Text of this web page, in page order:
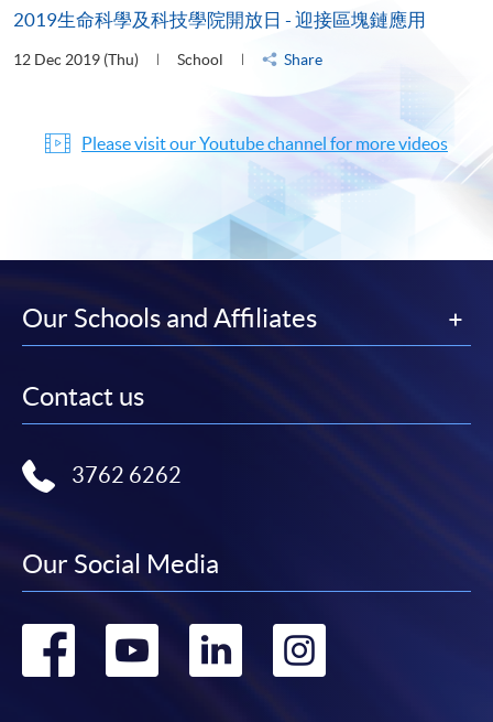
2019生命科學及科技學院開放日 - 迎接區塊鏈應用
12 Dec 2019 (Thu) School Share
Please visit our Youtube channel for more videos
Our Schools and Affiliates
Contact us
3762 6262
Our Social Media
Go Go Go Go